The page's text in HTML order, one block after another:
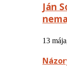
Ján
13